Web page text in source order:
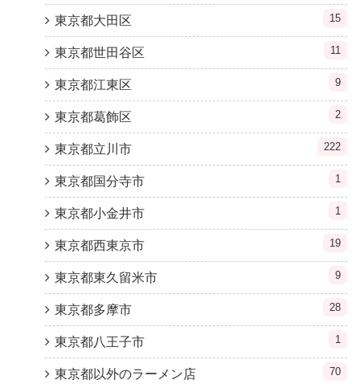
東京都大田区 15
東京都世田谷区 11
東京都江東区 9
東京都葛飾区 2
東京都立川市 222
東京都国分寺市 1
東京都小金井市 1
東京都西東京市 19
東京都東久留米市 9
東京都多摩市 28
東京都八王子市 1
東京都以外のラーメン店 70